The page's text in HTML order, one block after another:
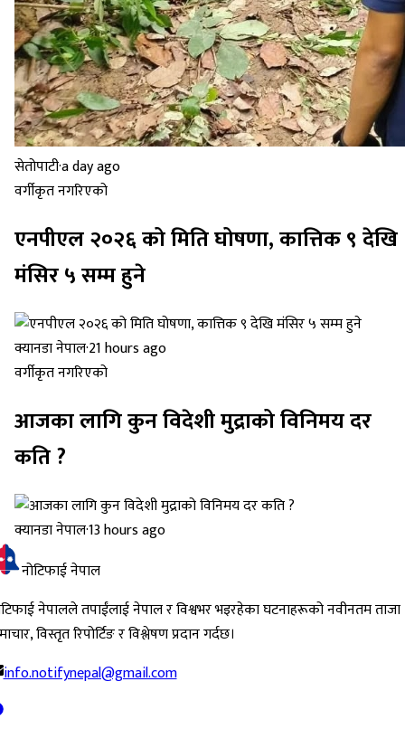
सेतोपाटी·a day ago
वर्गीकृत नगरिएको
एनपीएल २०२६ को मिति घोषणा, कात्तिक ९ देखि
मंसिर ५ सम्म हुने
क्यानडा नेपाल·21 hours ago
वर्गीकृत नगरिएको
आजका लागि कुन विदेशी मुद्राको विनिमय दर
कति ?
क्यानडा नेपाल·13 hours ago
नोटिफाई नेपाल
नेपालले तपाईंलाई नेपाल र विश्वभर भइरहेका घटनाहरूको नवीनतम ताजा
विस्तृत रिपोर्टिङ र विश्लेषण प्रदान गर्दछ।
info.notifynepal@gmail.com